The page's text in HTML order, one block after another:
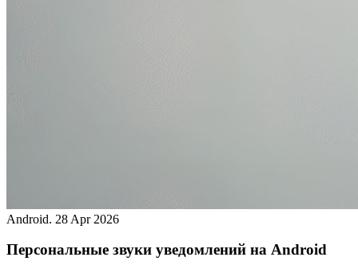
Android. 28 Apr 2026
Персональные звуки уведомлений на Android